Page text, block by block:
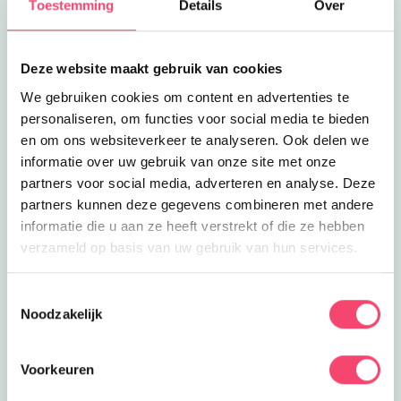
Toestemming Details Over
Deze website maakt gebruik van cookies
We gebruiken cookies om content en advertenties te
personaliseren, om functies voor social media te bieden
en om ons websiteverkeer te analyseren. Ook delen we
informatie over uw gebruik van onze site met onze
partners voor social media, adverteren en analyse. Deze
partners kunnen deze gegevens combineren met andere
informatie die u aan ze heeft verstrekt of die ze hebben
verzameld op basis van uw gebruik van hun services.
Noodzakelijk
Voorkeuren
2.7 km
Eropuit
Bibliotheek de Boekenberg
actuele collectie en diensten voor jong
Lees meer Bibliotheek de Boekenberg
3.3 km
Eropuit
Zwembad Pernis
Kom een plons nemen en lekker
kleintjes is er een peuterbad.
Lees meer Zwembad Pernis
Clubjes
Scouting Hartelgroep
Ontdek een wereld vol uitdaging en
avontuur bij Scouting Hartelgroep!
Lees meer Scouting Hartelgroep
Kom klimmen en klauteren bij het
avontuurlijkste uitje van Zuid-Holland
Lees meer Klimbos Zuid-Holland